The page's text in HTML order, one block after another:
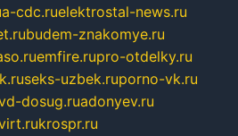
a-cdc.ruelektrostal-news.ru
budem-znakomye.ru
emfire.rupro-otdelky.ru
seks-uzbek.ruporno-vk.ru
dosug.ruadonyev.ru
krospr.ru